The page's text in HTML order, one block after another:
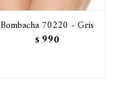
Bombacha 70220 - Gris
$ 990